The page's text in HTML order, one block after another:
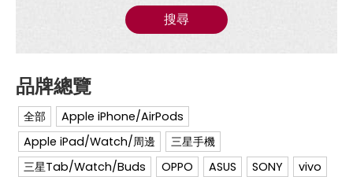
搜尋
全部
Apple iPhone/AirPods
Apple iPad/Watch/周邊
三星手機
三星Tab/Watch/Buds
OPPO ASUS SONY
vivo